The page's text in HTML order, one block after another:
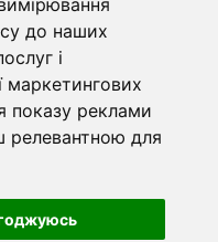
до наших
і
маркетингових
показу реклами
релевантною для